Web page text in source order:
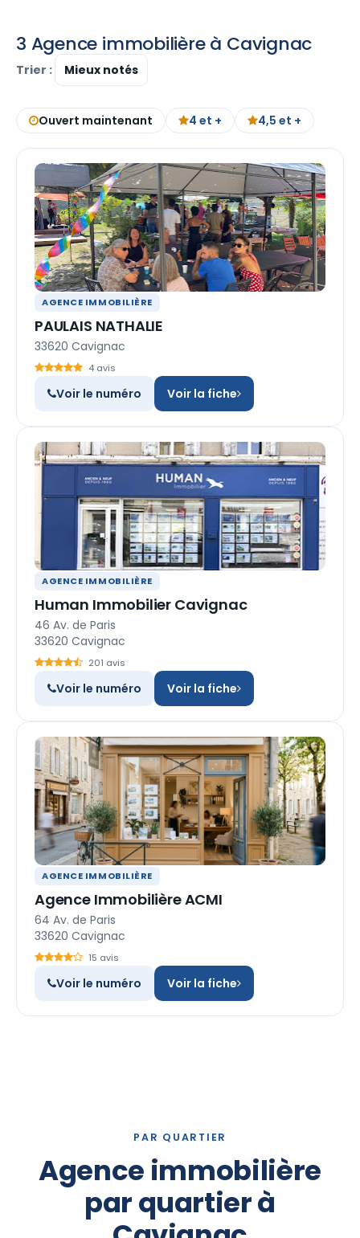
3 Agence immobilière à Cavignac
Trier :
Ouvert maintenant 4 et + 4,5 et +
AGENCE IMMOBILIÈRE
PAULAIS NATHALIE
33620 Cavignac
4 avis
Voir le numéro Voir la fiche
AGENCE IMMOBILIÈRE
Human Immobilier Cavignac
46 Av. de Paris
33620 Cavignac
201 avis
Voir le numéro Voir la fiche
AGENCE IMMOBILIÈRE
Agence Immobilière ACMI
64 Av. de Paris
33620 Cavignac
15 avis
Voir le numéro Voir la fiche
PAR QUARTIER
Agence immobilière
par quartier à